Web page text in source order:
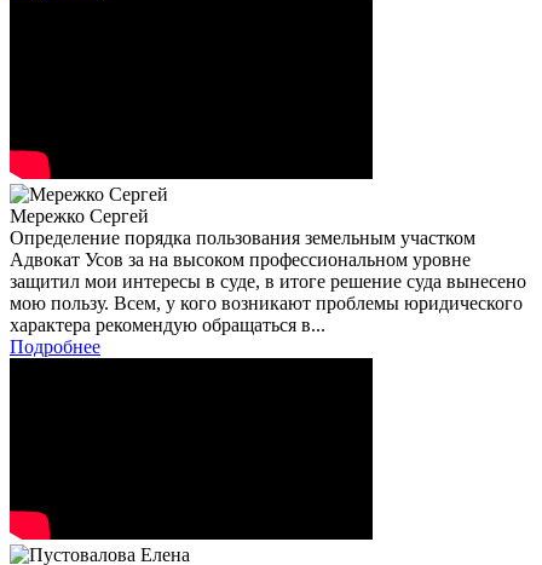
Мережко Сергей
Определение порядка пользования земельным участком
Адвокат Усов за на высоком профессиональном уровне
защитил мои интересы в суде, в итоге решение суда вынесено
мою пользу. Всем, у кого возникают проблемы юридического
характера рекомендую обращаться в...
Подробнее